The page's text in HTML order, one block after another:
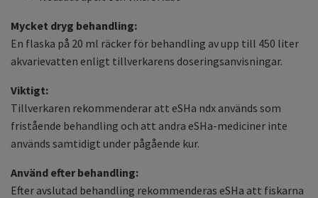
Mycket dryg behandling:
En flaska på 20 ml räcker för behandling av upp till 450 liter
akvarievatten enligt tillverkarens doseringsanvisningar.
Viktigt:
Tillverkaren rekommenderar att eSHa ndx används som
fristående behandling och att andra eSHa-mediciner inte
används samtidigt under pågående kur.
Använd efter behandling:
Efter avslutad behandling rekommenderas eSHa att fiskarna